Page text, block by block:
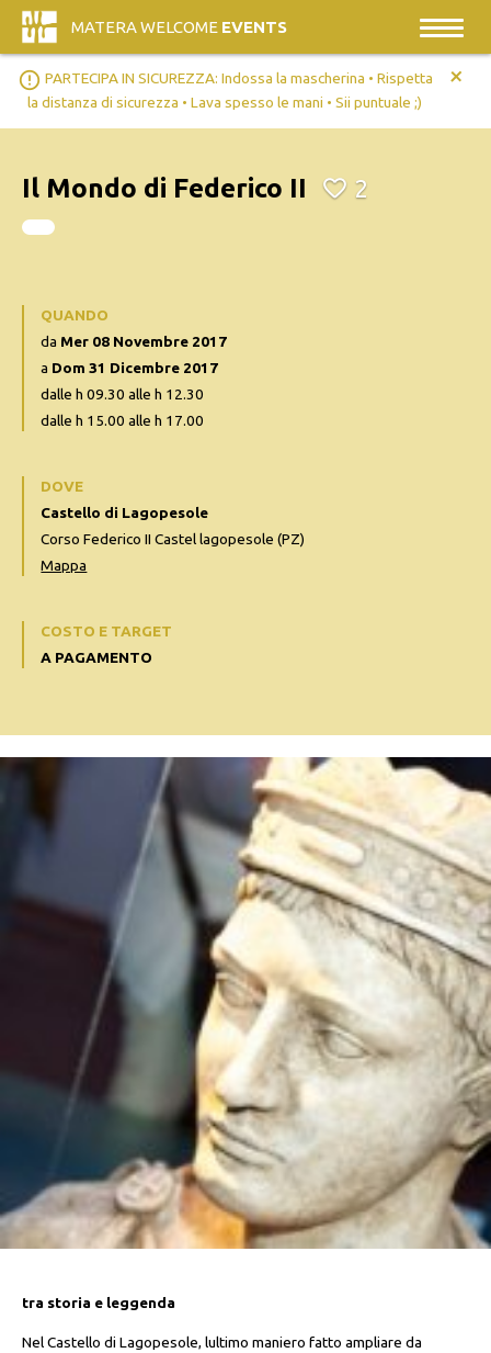
MATERA WELCOME EVENTS
error_outline PARTECIPA IN SICUREZZA: Indossa la mascherina • Rispetta
la distanza di sicurezza • Lava spesso le mani • Sii puntuale ;)
+
tra storia e leggenda
Nel Castello di Lagopesole, lultimo maniero fatto ampliare da
Il Mondo di Federico II 2
QUANDO
da Mer 08 Novembre 2017
a Dom 31 Dicembre 2017
dalle h 09.30 alle h 12.30
dalle h 15.00 alle h 17.00
DOVE
Castello di Lagopesole
Corso Federico II Castel lagopesole (PZ)
Mappa
COSTO E TARGET
A PAGAMENTO